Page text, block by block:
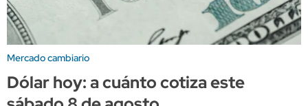
Mercado cambiario
Dólar hoy: a cuánto cotiza este